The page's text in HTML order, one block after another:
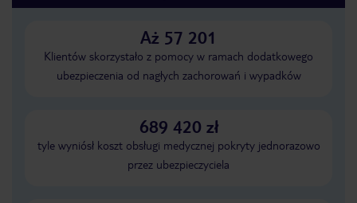
Aż 57 201
Klientów skorzystało z pomocy w ramach dodatkowego
ubezpieczenia od nagłych zachorowań i wypadków
689 420 zł
tyle wyniósł koszt obsługi medycznej pokryty jednorazowo
przez ubezpieczyciela